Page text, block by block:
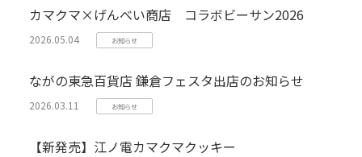
カマクマ×げんべい商店 コラボビーサン2026
2026.05.04 お知らせ
ながの東急百貨店 鎌倉フェスタ出店のお知らせ
2026.03.11 お知らせ
【新発売】江ノ電カマクマクッキー